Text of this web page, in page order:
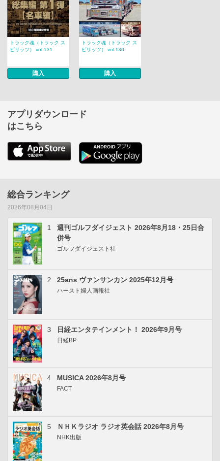
トラック魂（トラック ス
ピリッツ） vol.131
購入
トラック魂（トラック ス
ピリッツ） vol.130
購入
アプリダウンロード
はこちら
総合ランキング
2026年08月04日
1
週刊ゴルフダイジェスト 2026年8月18・25日合
併号
ゴルフダイジェスト社
2 25ans ヴァンサンカン 2025年12月号
ハースト婦人画報社
3 日経エンタテインメント！ 2026年9月号
日経BP
4 MUSICA 2026年8月号
FACT
5 ＮＨＫラジオ ラジオ英会話 2026年8月号
NHK出版